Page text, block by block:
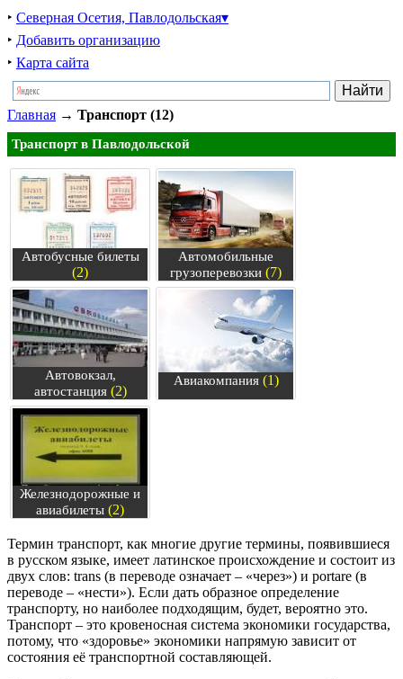
‣ Северная Осетия, Павлодольская▾
‣ Добавить организацию
‣ Карта сайта
Главная → Транспорт (12)
Транспорт в Павлодольской
Автобусные билеты
(2)
Автомобильные
грузоперевозки (7)
Автовокзал,
автостанция(2)
Авиакомпания(1)
Железнодорожные и
авиабилеты (2)
Термин транспорт, как многие другие термины, появившиеся
в русском языке, имеет латинское происхождение и состоит из
двух слов: trans (в переводе означает – «через») и portare (в
переводе – «нести»). Если дать образное определение
транспорту, но наиболее подходящим, будет, вероятно это.
Транспорт – это кровеносная система экономики государства,
потому, что «здоровье» экономики напрямую зависит от
состояния её транспортной составляющей.